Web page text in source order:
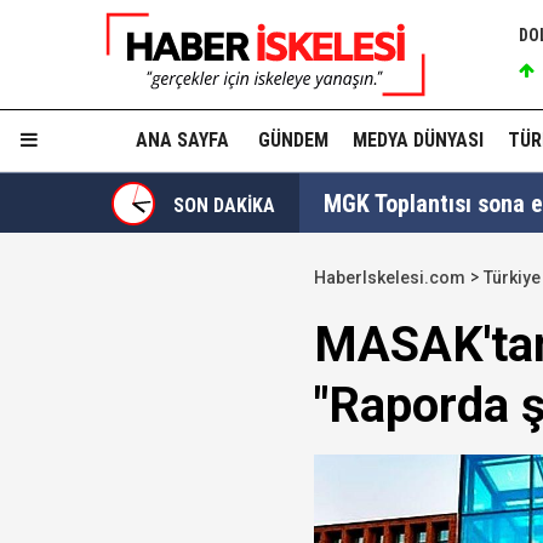
ANA SAYFA GÜNDEM MEDYA DÜNYASI
SON DAKİKA MGK Toplantısı
İzmit Belediyesi'nde
Tahir Sarıkaya'nın
Hakkında fezleke
Devlet Bahçeli'den
HaberIskelesi.com Türkiye
"Raporda